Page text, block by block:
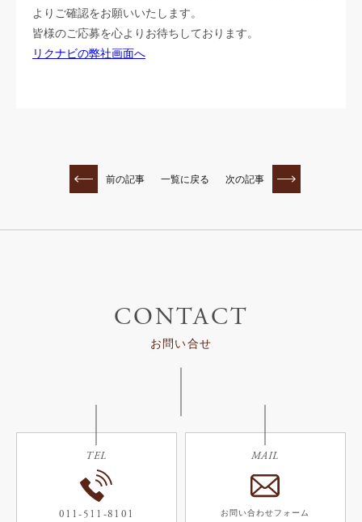
よりご確認をお願いいたします。
皆様のご応募を心よりお待ちしております。
リクナビの弊社画面へ
前の記事 一覧に戻る 次の記事
CONTACT
お問い合せ
TEL
011-511-8101
MAIL
お問い合わせフォーム